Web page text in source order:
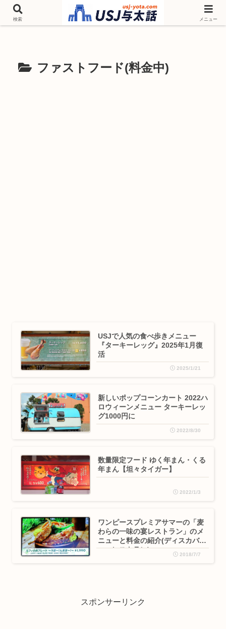
チケットやシーズンイベント ニンテンドーワールド アトラクションなどユニ
バを歩いて情報収集しています
ファストフード(料金中)
USJで人気の食べ歩きメニュー
『ターキーレッグ』2025年1月復
活
2025/1/21
新しいポップコーンカート 2022ハ
ロウィーンメニュー ターキーレッ
グ1000円に
2022/8/30
数量限定フード ゆく年まん・くる
年まん【坦々タイガー】
2022/1/3
ワンピースプレミアサマーの「麦
わらの一味の宴レストラン」のメ
ニューと料金の紹介(ディスカバリ
ー・レストラン)
2018/7/7
スポンサーリンク
検索 メニュー